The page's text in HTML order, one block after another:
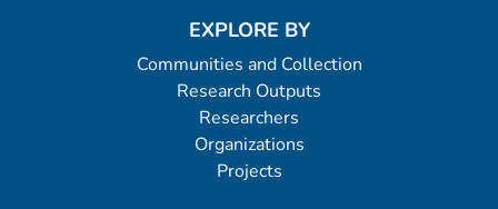
EXPLORE BY
Communities and Collection
Research Outputs
Researchers
Organizations
Projects